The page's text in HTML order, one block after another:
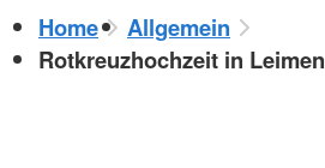
Home
Allgemein
Rotkreuzhochzeit in Leimen